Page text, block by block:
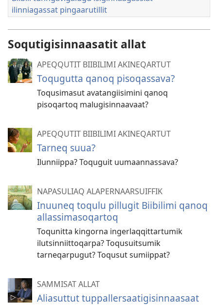
ilinniagassat pingaarutillit
Soqutigisinnaasatit allat
APEQQUTIT BIIBILIMI AKINEQARTUT
Toqugutta qanoq pisoqassava?
Toqusimasut avatangiisimini qanoq
pisoqartoq malugisinnaavaat?
APEQQUTIT BIIBILIMI AKINEQARTUT
Tarneq suua?
Ilunniippa? Toquguit uumaannassava?
NAPASULIAQ ALAPERNAARSUIFFIK
Inuuneq toqulu pillugit Biibilimi qanoq
allassimasoqartoq
Toqunitta kingorna ingerlaqqittartumik
ilutsinniittoqarpa? Toqusuitsumik
tarneqarpugut? Toqusut sumiippat?
SAMMISAT ALLAT
Aliasuttut tuppallersaatigisinnaasaat